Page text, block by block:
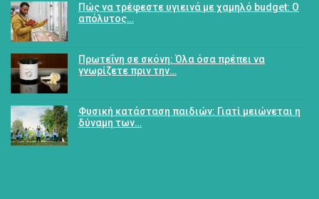
Πώς να τρέφεστε υγιεινά με χαμηλό budget: Ο
απόλυτος…
Πρωτεΐνη σε σκόνη: Όλα όσα πρέπει να
γνωρίζετε πριν την…
Φυσική κατάσταση παιδιών: Γιατί μειώνεται η
δύναμη των…